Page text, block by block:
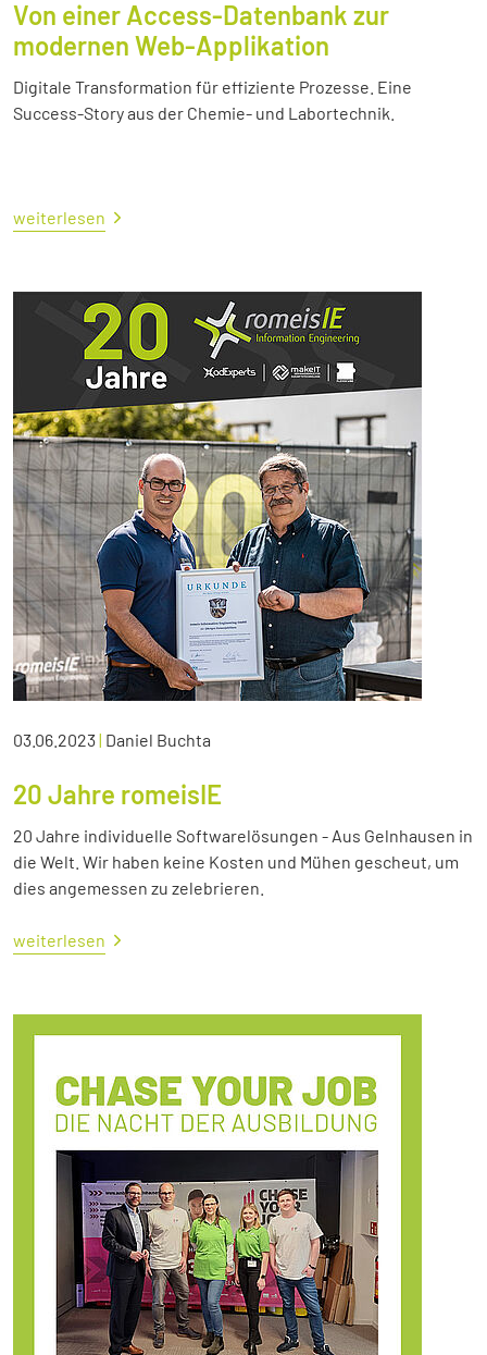
Von einer Access-Datenbank zur
modernen Web-Applikation
Digitale Transformation für effiziente Prozesse. Eine
Success-Story aus der Chemie- und Labortechnik.
weiterlesen
03.06.2023| Daniel Buchta
20 Jahre romeisIE
20 Jahre individuelle Softwarelösungen - Aus Gelnhausen in
die Welt. Wir haben keine Kosten und Mühen gescheut, um
dies angemessen zu zelebrieren.
weiterlesen